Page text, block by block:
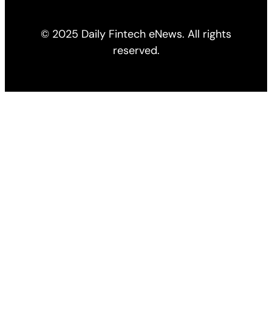
© 2025 Daily Fintech eNews. All rights
reserved.